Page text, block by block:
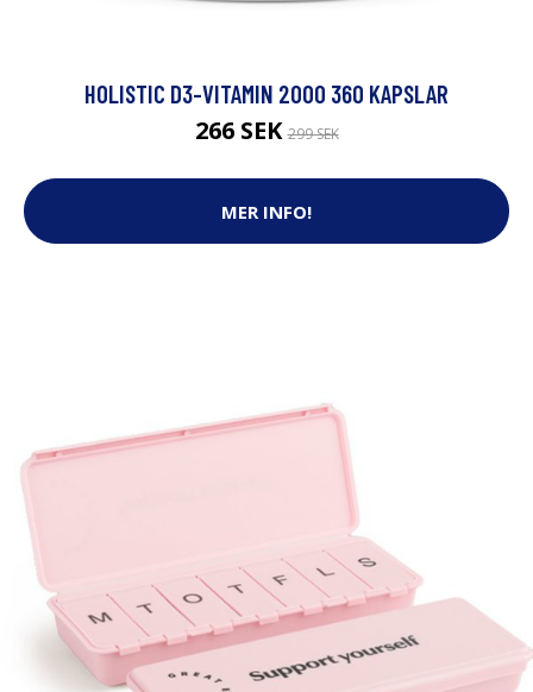
HOLISTIC D3-VITAMIN 2000 360 KAPSLAR
266 SEK299 SEK
MER INFO!